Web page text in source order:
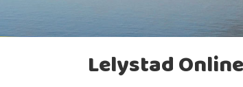
Lelystad Online